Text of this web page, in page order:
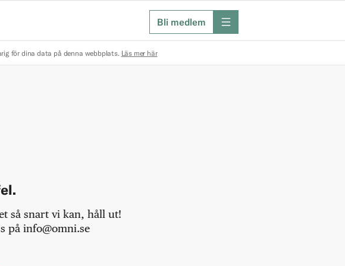
Bli medlem meny
för dina data på denna webbplats. Läs mer här
så snart vi kan, håll ut!
på info@omni.se